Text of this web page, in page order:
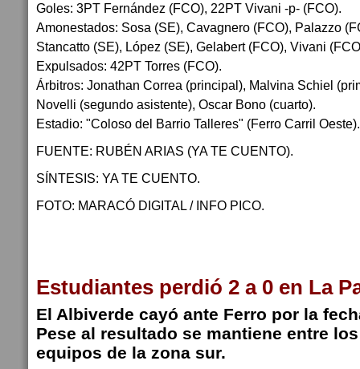
Goles: 3PT Fernández (FCO), 22PT Vivani -p- (FCO).
Amonestados: Sosa (SE), Cavagnero (FCO), Palazzo
Stancatto (SE), López (SE), Gelabert (FCO), Vivani
Expulsados: 42PT Torres (FCO).
Árbitros: Jonathan Correa (principal), Malvina Schiel
Novelli (segundo asistente), Oscar Bono (cuarto).
Estadio: "Coloso del Barrio Talleres" (Ferro Carril Oeste).
FUENTE: RUBÉN ARIAS (YA TE CUENTO).
SÍNTESIS: YA TE CUENTO.
FOTO: MARACÓ DIGITAL / INFO PICO.
Estudiantes perdió 2 a 0 en La
El Albiverde cayó ante Ferro por la
Pese al resultado se mantiene entre
equipos de la zona sur.